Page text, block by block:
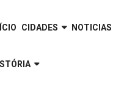
CIDADES NOTICIAS